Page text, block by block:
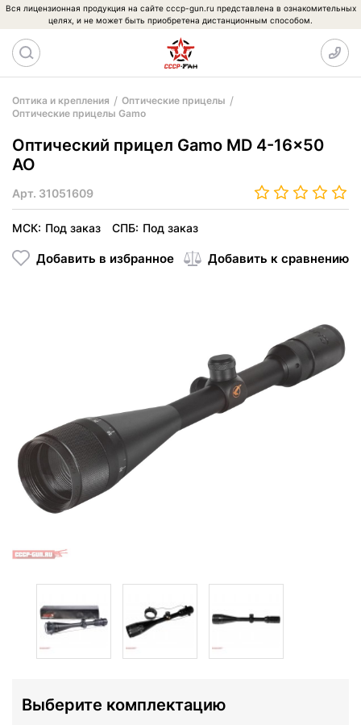
Вся лицензионная продукция на сайте cccp-gun.ru представлена в ознакомительных
целях, и не может быть приобретена дистанционным способом.
Оптика и крепления
Оптические прицелы
Оптические прицелы Gamo
Оптический прицел Gamo MD 4-16x50
AO
Арт. 31051609
МСК: Под заказ СПБ: Под заказ
Добавить в избранное Добавить к сравнению
Выберите комплектацию